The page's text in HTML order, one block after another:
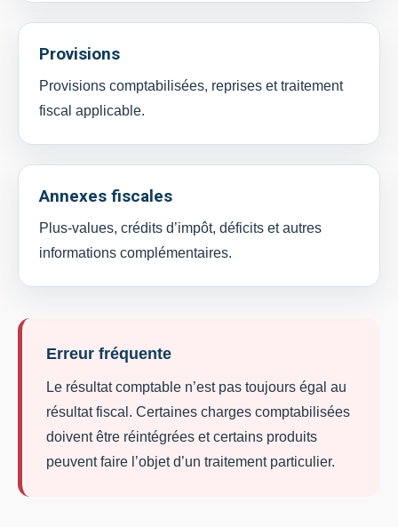
Provisions
Provisions comptabilisées, reprises et traitement
fiscal applicable.
Annexes fiscales
Plus-values, crédits d’impôt, déficits et autres
informations complémentaires.
Erreur fréquente
Le résultat comptable n’est pas toujours égal au
résultat fiscal. Certaines charges comptabilisées
doivent être réintégrées et certains produits
peuvent faire l’objet d’un traitement particulier.